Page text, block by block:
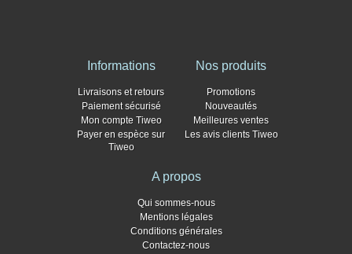
Informations
Livraisons et retours
Paiement sécurisé
Mon compte Tiweo
Payer en espèce sur
Tiweo
Nos produits
Promotions
Nouveautés
Meilleures ventes
Les avis clients Tiweo
A propos
Qui sommes-nous
Mentions légales
Conditions générales
Contactez-nous